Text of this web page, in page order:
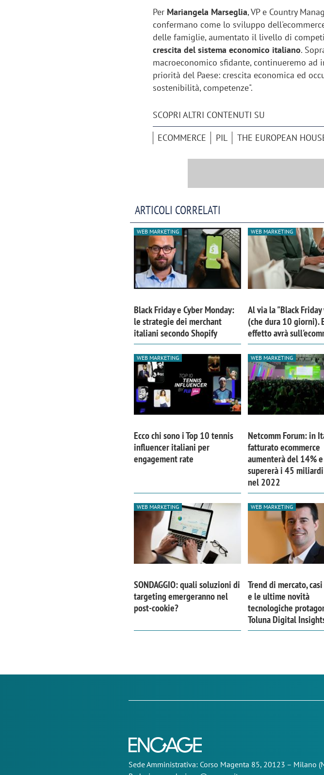
Per Mariangela Marseglia, VP e Country
confermano come lo sviluppo
delle famiglie, aumentato il livello di
crescita del sistema economico italiano.
macroeconomico sfidante, continueremo ad
priorità del Paese: crescita economica ed
sostenibilità, competenze".
SCOPRI ALTRI CONTENUTI SU
ECOMMERCE PIL THE EUROPEAN
ARTICOLI CORRELATI
WEB MARKETING
Black Friday e Cyber Monday:
le strategie dei merchant
italiani secondo Shopify
WEB MARKETING
Al via la "Black
(che dura 10 giorni).
effetto avrà
WEB MARKETING
Ecco chi sono i Top 10 tennis
influencer italiani per
engagement rate
WEB MARKETING
Netcomm Forum: in
fatturato ecommerce
aumenterà del 14% e
supererà i 45
nel 2022
WEB MARKETING
SONDAGGIO: quali soluzioni di
targeting emergeranno nel
post-cookie?
WEB MARKETING
Trend di mercato,
e le ultime novità
tecnologiche
Toluna Digital
comunicazione crea un brand food:
«Marketing e prodotto devono
Emanuele Viora di Deloitte Digital:
«La creatività resta centrale, l’AI deve
amplificare il talento»
SedeAmministrativa: Corso Magenta 85, 20123 – Milano